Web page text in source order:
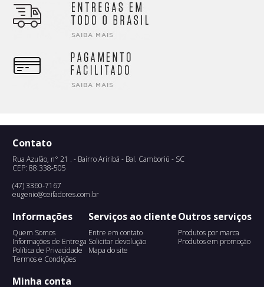
Contato
Rua Azulão, n° 21 . - Bairro Ariribá - Bal. Camboriú - SC
CEP: 88.338-505
(47) 3360-7167
eugenio@ceifadores.com.br
Informações
Quem Somos
Informações de Entrega
Política de Privacidade
Termos e Condições
Serviços ao cliente
Entre em contato
Solicitar devolução
Mapa do site
Outros serviços
Produtos por marca
Produtos em promoção
Minha conta